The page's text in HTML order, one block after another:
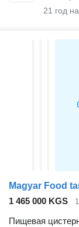
21 год
Magyar Food
1 465 000 KGS
Пищевая